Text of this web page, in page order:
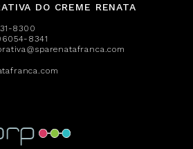
DO CREME RENATA
8300
8341